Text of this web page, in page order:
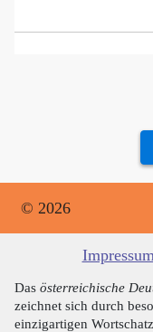
© 2026
Impressum
Das österreichische
zeichnet sich durch
einzigartigen